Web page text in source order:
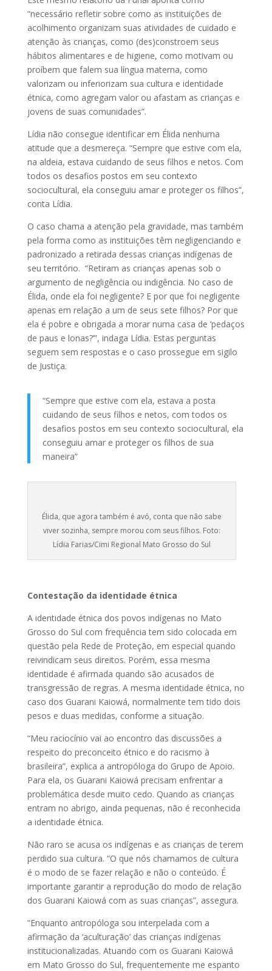
“necessário refletir sobre como as instituições de
acolhimento organizam suas atividades de cuidado e
atenção às crianças, como (des)constroem seus
hábitos alimentares e de higiene, como motivam ou
proíbem que falem sua língua materna, como
valorizam ou inferiorizam sua cultura e identidade
étnica, como agregam valor ou afastam as crianças e
jovens de suas comunidades”.
Lídia não consegue identificar em Élida nenhuma
atitude que a desmereça. “Sempre que estive com ela,
na aldeia, estava cuidando de seus filhos e netos. Com
todos os desafios postos em seu contexto
sociocultural, ela conseguiu amar e proteger os filhos”,
conta Lídia.
O caso chama a atenção pela gravidade, mas também
pela forma como as instituições têm negligenciando e
padronizado a retirada dessas crianças indígenas de
seu território. “Retiram as crianças apenas sob o
argumento de negligência ou indigência. No caso de
Élida, onde ela foi negligente? E por que foi negligente
apenas em relação a um de seus sete filhos? Por que
ela é pobre e obrigada a morar numa casa de ‘pedaços
de paus e lonas?’”, indaga Lídia. Estas perguntas
seguem sem respostas e o caso prossegue em sigilo
de Justiça.
“Sempre que estive com ela, estava a posta
cuidando de seus filhos e netos, com todos os
desafios postos em seu contexto sociocultural, ela
conseguiu amar e proteger os filhos de sua
maneira”
Élida, que agora também é avó, conta que não sabe
viver sozinha, sempre morou com seus filhos. Foto:
Lídia Farias/Cimi Regional Mato Grosso do Sul
Contestação da identidade étnica
A identidade étnica dos povos indígenas no Mato
Grosso do Sul com frequência tem sido colocada em
questão pela Rede de Proteção, em especial quando
reivindicam seus direitos. Porém, essa mesma
identidade é afirmada quando são acusados de
transgressão de regras. A mesma identidade étnica, no
caso dos Guarani Kaiowá, normalmente tem tido dois
pesos e duas medidas, conforme a situação.
“Meu raciocínio vai ao encontro das discussões a
respeito do preconceito étnico e do racismo à
brasileira”, explica a antropóloga do Grupo de Apoio.
Para ela, os Guarani Kaiowá precisam enfrentar a
problemática desde muito cedo. Quando as crianças
entram no abrigo, ainda pequenas, não é reconhecida
a identidade étnica.
Não raro se acusa os indígenas e as crianças de terem
perdido sua cultura. “O que nós chamamos de cultura
é o modo de se fazer relação e não o conteúdo. É
importante garantir a reprodução do modo de relação
dos Guarani Kaiowá com as suas crianças”, assegura.
“Enquanto antropóloga sou interpelada com a
afirmação da ‘aculturação’ das crianças indígenas
institucionalizadas. Atuando com os Guarani Kaiowá
em Mato Grosso do Sul, frequentemente me espanto